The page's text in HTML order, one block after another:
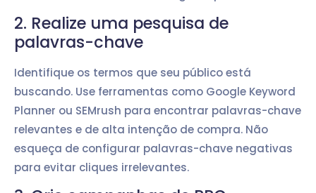
2. Realize uma pesquisa de
palavras-chave
Identifique os termos que seu público está
buscando. Use ferramentas como Google Keyword
Planner ou SEMrush para encontrar palavras-chave
relevantes e de alta intenção de compra. Não
esqueça de configurar palavras-chave negativas
para evitar cliques irrelevantes.